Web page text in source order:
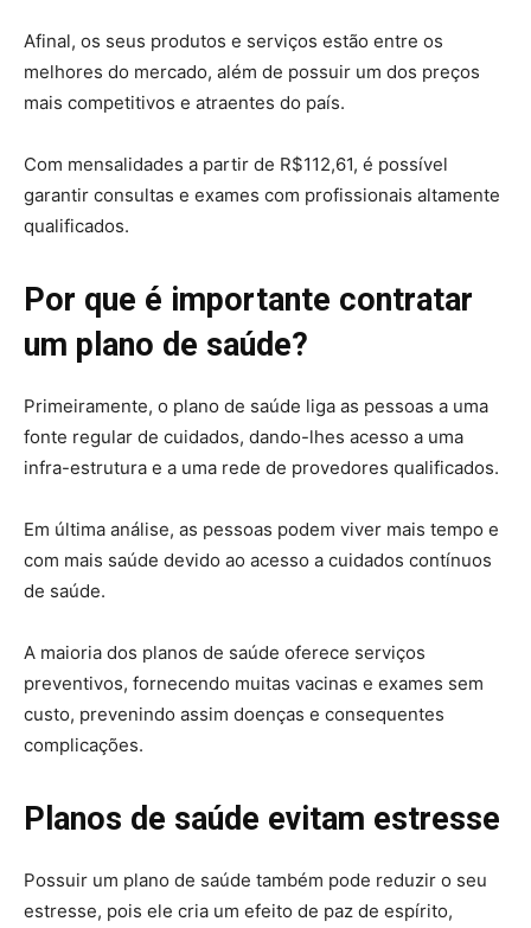
Afinal, os seus produtos e serviços estão entre os
melhores do mercado, além de possuir um dos preços
mais competitivos e atraentes do país.
Com mensalidades a partir de R$112,61, é possível
garantir consultas e exames com profissionais altamente
qualificados.
Por que é importante contratar
um plano de saúde?
Primeiramente, o plano de saúde liga as pessoas a uma
fonte regular de cuidados, dando-lhes acesso a uma
infra-estrutura e a uma rede de provedores qualificados.
Em última análise, as pessoas podem viver mais tempo e
com mais saúde devido ao acesso a cuidados contínuos
de saúde.
A maioria dos planos de saúde oferece serviços
preventivos, fornecendo muitas vacinas e exames sem
custo, prevenindo assim doenças e consequentes
complicações.
Planos de saúde evitam estresse
Possuir um plano de saúde também pode reduzir o seu
estresse, pois ele cria um efeito de paz de espírito,